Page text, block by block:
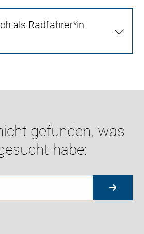
als Radfahrer*in
gefunden, was
habe: